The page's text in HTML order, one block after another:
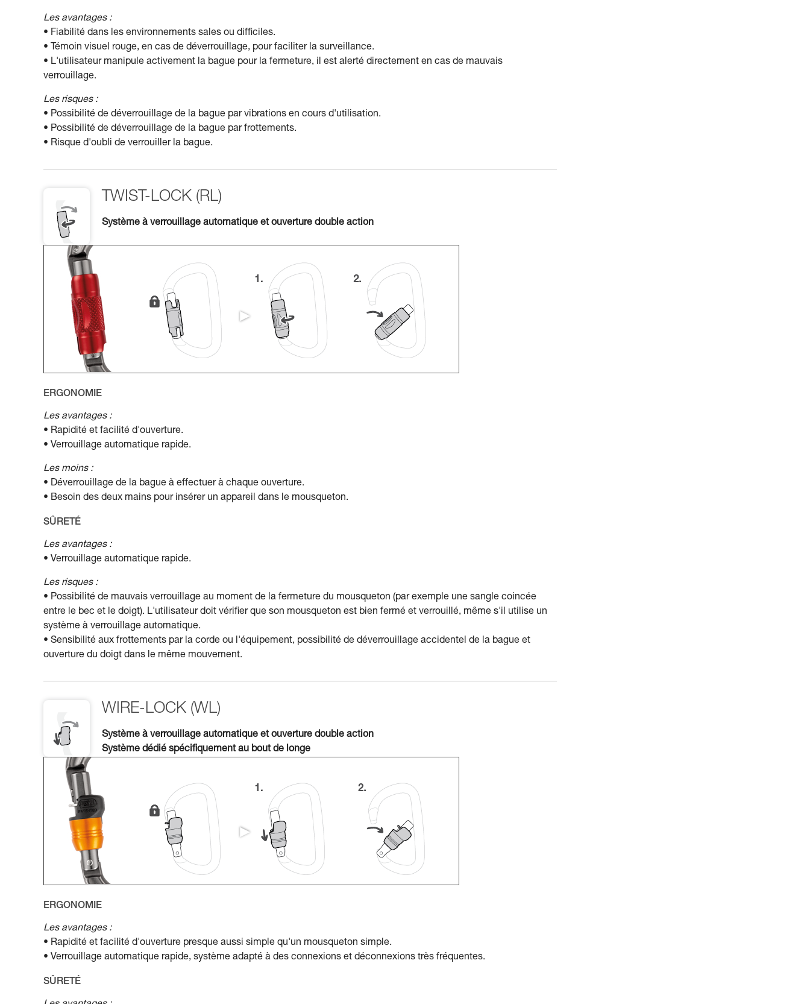
Les avantages :
• Fiabilité dans les environnements sales ou difficiles.
• Témoin visuel rouge, en cas de déverrouillage, pour faciliter la surveillance.
• L'utilisateur manipule activement la bague pour la fermeture, il est alerté directement en cas de mauvais
verrouillage.
Les risques :
• Possibilité de déverrouillage de la bague par vibrations en cours d'utilisation.
• Possibilité de déverrouillage de la bague par frottements.
• Risque d'oubli de verrouiller la bague.
TWIST-LOCK (RL)
Système à verrouillage automatique et ouverture double action
ERGONOMIE
Les avantages :
• Rapidité et facilité d'ouverture.
• Verrouillage automatique rapide.
Les moins :
• Déverrouillage de la bague à effectuer à chaque ouverture.
• Besoin des deux mains pour insérer un appareil dans le mousqueton.
SÛRETÉ
Les avantages :
• Verrouillage automatique rapide.
Les risques :
• Possibilité de mauvais verrouillage au moment de la fermeture du mousqueton (par exemple une sangle coincée
entre le bec et le doigt). L'utilisateur doit vérifier que son mousqueton est bien fermé et verrouillé, même s'il utilise un
système à verrouillage automatique.
• Sensibilité aux frottements par la corde ou l'équipement, possibilité de déverrouillage accidentel de la bague et
ouverture du doigt dans le même mouvement.
WIRE-LOCK (WL)
Système à verrouillage automatique et ouverture double action
Système dédié spécifiquement au bout de longe
ERGONOMIE
Les avantages :
• Rapidité et facilité d'ouverture presque aussi simple qu'un mousqueton simple.
• Verrouillage automatique rapide, système adapté à des connexions et déconnexions très fréquentes.
SÛRETÉ